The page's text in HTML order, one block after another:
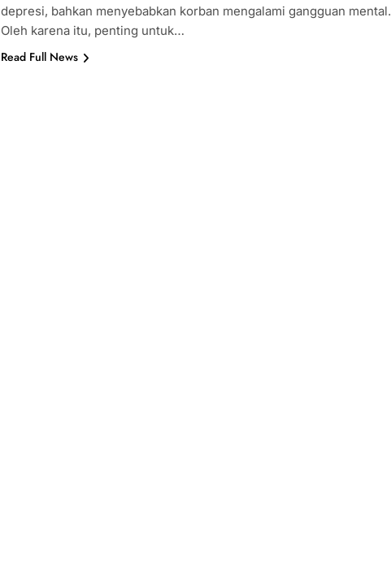
depresi, bahkan menyebabkan korban mengalami gangguan mental.
Oleh karena itu, penting untuk…
Read Full News